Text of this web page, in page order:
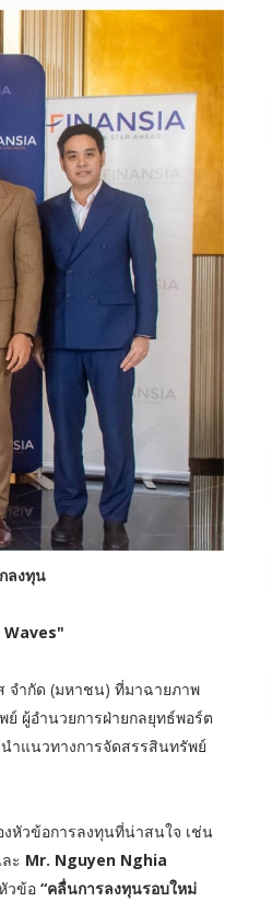
ลงทุน
จำกัด (มหาชน) ที่มาฉายภาพ
ผู้อำนวยการฝ่ายกลยุทธ์พอร์ต
ำแนวทางการจัดสรรสินทรัพย์
หัวข้อการลงทุนที่น่าสนใจ เช่น
ะ Mr. Nguyen Nghia
วข้อ “คลื่นการลงทุนรอบใหม่